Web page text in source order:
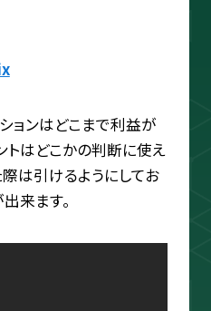
ター
ョンはどこまで利益が
はどこかの判断に使え
は引けるようにしてお
来ます。